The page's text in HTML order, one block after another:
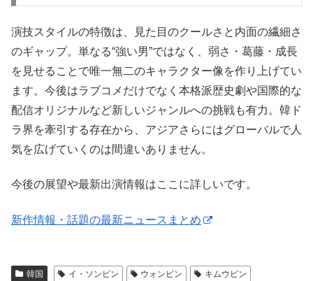
演技スタイルの特徴は、⾒た⽬のクールさと内⾯の繊細さ
のギャップ。単なる“強い男”ではなく、弱さ・葛藤・成長
を見せることで唯一無二のキャラクター像を作り上げてい
ます。今後はラブコメだけでなく本格派歴史劇や国際的な
配信オリジナルなど新しいジャンルへの挑戦も有力。韓ド
ラ界を牽引する存在から、アジアさらにはグローバルで人
気を広げていくのは間違いありません。
今後の展望や最新出演情報はここに詳しいです。
新作情報・話題の最新ニュースまとめ
韓国 イ・ソンビン ウォンビン
キムウビン